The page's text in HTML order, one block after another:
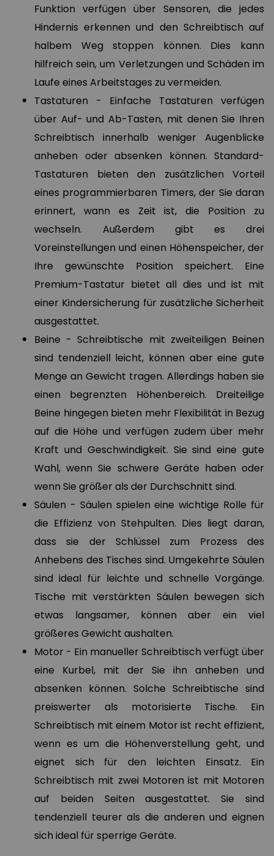
Funktion verfügen über Sensoren, die jedes
Hindernis erkennen und den Schreibtisch auf
halbem Weg stoppen können. Dies kann
hilfreich sein, um Verletzungen und Schäden im
Laufe eines Arbeitstages zu vermeiden.
Tastaturen - Einfache Tastaturen verfügen
über Auf- und Ab-Tasten, mit denen Sie Ihren
Schreibtisch innerhalb weniger Augenblicke
anheben oder absenken können. Standard-
Tastaturen bieten den zusätzlichen Vorteil
eines programmierbaren Timers, der Sie daran
erinnert, wann es Zeit ist, die Position zu
wechseln. Außerdem gibt es drei
Voreinstellungen und einen Höhenspeicher, der
Ihre gewünschte Position speichert. Eine
Premium-Tastatur bietet all dies und ist mit
einer Kindersicherung für zusätzliche Sicherheit
ausgestattet.
Beine - Schreibtische mit zweiteiligen Beinen
sind tendenziell leicht, können aber eine gute
Menge an Gewicht tragen. Allerdings haben sie
einen begrenzten Höhenbereich. Dreiteilige
Beine hingegen bieten mehr Flexibilität in Bezug
auf die Höhe und verfügen zudem über mehr
Kraft und Geschwindigkeit. Sie sind eine gute
Wahl, wenn Sie schwere Geräte haben oder
wenn Sie größer als der Durchschnitt sind.
Säulen - Säulen spielen eine wichtige Rolle für
die Effizienz von Stehpulten. Dies liegt daran,
dass sie der Schlüssel zum Prozess des
Anhebens des Tisches sind. Umgekehrte Säulen
sind ideal für leichte und schnelle Vorgänge.
Tische mit verstärkten Säulen bewegen sich
etwas langsamer, können aber ein viel
größeres Gewicht aushalten.
Motor - Ein manueller Schreibtisch verfügt über
eine Kurbel, mit der Sie ihn anheben und
absenken können. Solche Schreibtische sind
preiswerter als motorisierte Tische. Ein
Schreibtisch mit einem Motor ist recht effizient,
wenn es um die Höhenverstellung geht, und
eignet sich für den leichten Einsatz. Ein
Schreibtisch mit zwei Motoren ist mit Motoren
auf beiden Seiten ausgestattet. Sie sind
tendenziell teurer als die anderen und eignen
sich ideal für sperrige Geräte.